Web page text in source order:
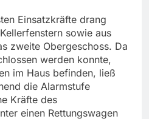
Einsatzkräfte drang
sowie aus
zweite Obergeschoss. Da
werden konnte,
im Haus befinden, ließ
die Alarmstufe
Kräfte des
einen Rettungswagen